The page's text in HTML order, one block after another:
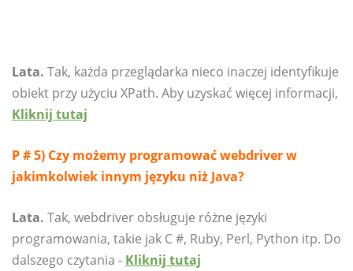
Lata. Tak, każda przeglądarka nieco inaczej identyfikuje
obiekt przy użyciu XPath. Aby uzyskać więcej informacji,
Kliknij tutaj
P # 5) Czy możemy programować webdriver w
jakimkolwiek innym języku niż Java?
Lata. Tak, webdriver obsługuje różne języki
programowania, takie jak C #, Ruby, Perl, Python itp. Do
dalszego czytania - Kliknij tutaj